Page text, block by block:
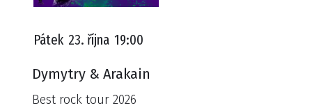
Pátek 23. října 19:00
Dymytry & Arakain
Best rock tour 2026